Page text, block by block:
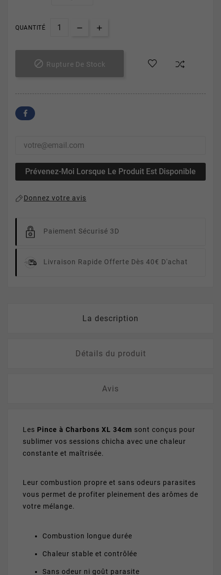
QUANTITÉ
 Rupture De Stock
Prévenez-Moi Lorsque Le Produit Est Disponible
Donnez votre avis
Paiement Sécurisé 3D
Livraison Rapide Offerte Dès 40€ D'achat
La description
Détails du produit
Avis
Les Pince à Charbons XL 34cm sont conçus pour
sublimer vos sessions chicha avec une chaleur
constante et maîtrisée.
Leur combustion propre et sans odeurs parasites
vous permet de profiter pleinement des arômes de
votre mélange.
Combustion longue durée
Chaleur stable et contrôlée
Sans odeur ni goût parasite